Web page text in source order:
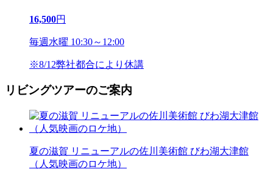
16,500円
毎週水曜 10:30～12:00
※8/12弊社都合により休講
リビングツアーのご案内
夏の滋賀 リニューアルの佐川美術館 びわ湖大津館
（人気映画のロケ地）